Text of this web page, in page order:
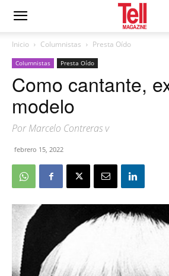
Inicio Columnistas Presta Oído
Columnistas Presta Oído
Como cantante,
modelo
Por Marcelo Contreras v
febrero 15, 2022